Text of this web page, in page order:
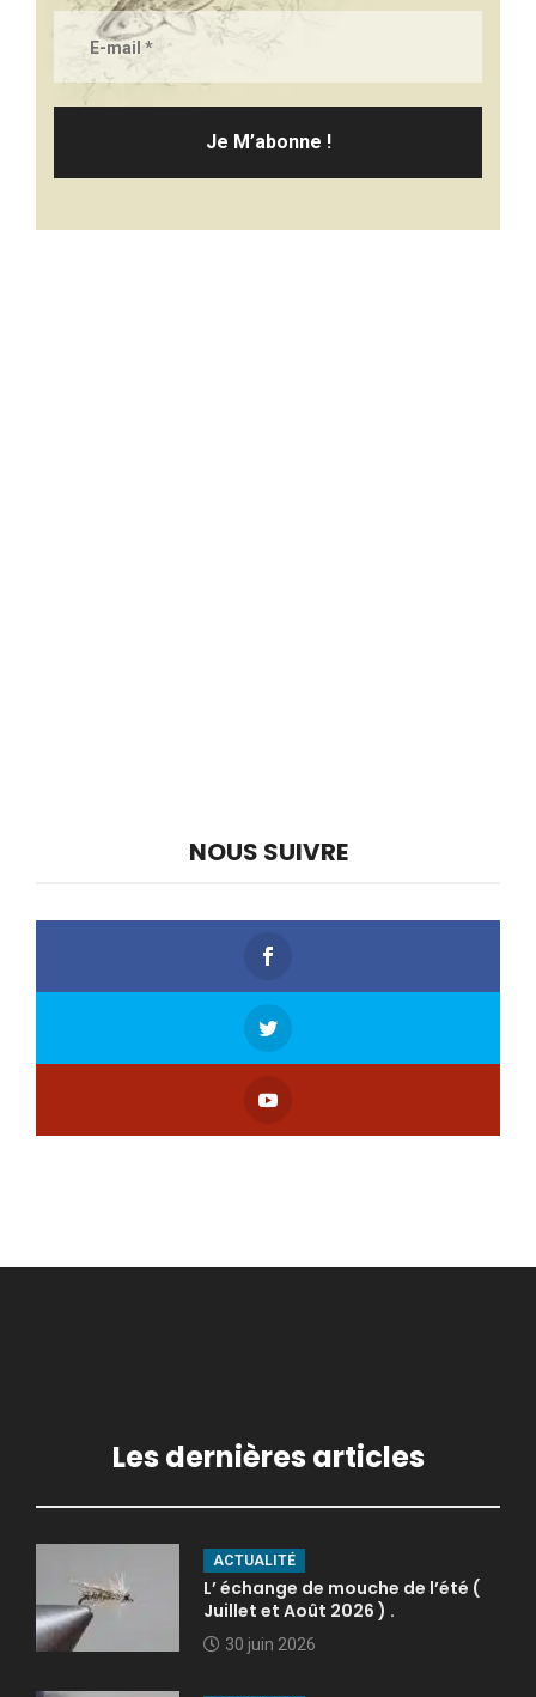
NOUS SUIVRE
Les dernières articles
ACTUALITÉ
L’ échange de mouche de l’été (
Juillet et Août 2026 ) .
30 juin 2026